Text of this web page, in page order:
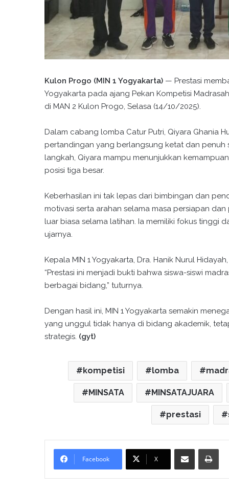
Kulon Progo (MIN 1 Yogyakarta) — Prestasi
Yogyakarta pada ajang Pekan Kompetisi
di MAN 2 Kulon Progo, Selasa (14/10/2025).
Dalam cabang lomba Catur Putri, Qiyara Ghania
pertandingan yang berlangsung ketat dan penuh
langkah, Qiyara mampu menunjukkan
posisi tiga besar.
Keberhasilan ini tak lepas dari bimbingan dan
motivasi serta arahan selama masa persiapan
luar biasa selama latihan. Ia memiliki fokus tinggi
ujarnya.
Kepala MIN 1 Yogyakarta, Dra. Hanik Nurul
“Prestasi ini menjadi bukti bahwa siswa-siswi
berbagai bidang,” tuturnya.
Dengan hasil ini, MIN 1 Yogyakarta semakin
yang unggul tidak hanya di bidang akademik,
strategis. (gyt)
kompetisi lomba
MINSATA MINSATAJUARA
prestasi
Facebook X